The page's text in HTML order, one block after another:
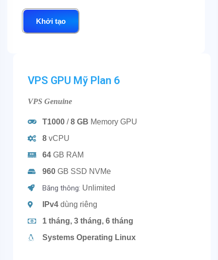
Khởi tạo
VPS GPU Mỹ Plan 6
VPS Genuine
T1000/8 GB Memory GPU
8 vCPU
64GB RAM
960GB SSD NVMe
Băng thông: Unlimited
IPv4dùng riêng
1 tháng, 3 tháng, 6 tháng
Systems Operating Linux